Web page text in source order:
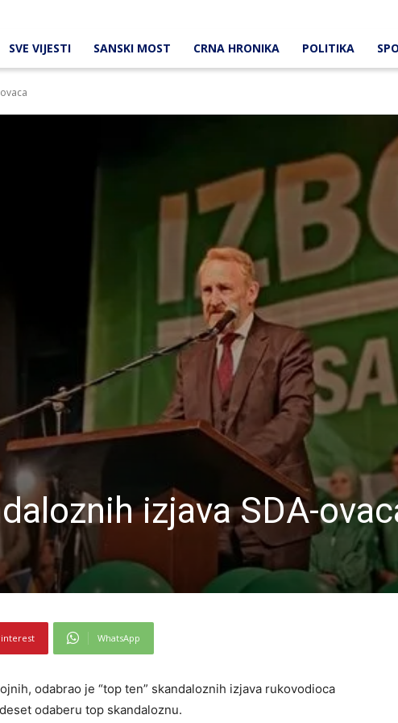
SVE VIJESTI SANSKI MOST CRNA HRONIKA POLITIKA
izjava SDA-
WhatsApp
odabrao je “top ten” skandaloznih izjava rukovodioca
odaberu top skandaloznu.